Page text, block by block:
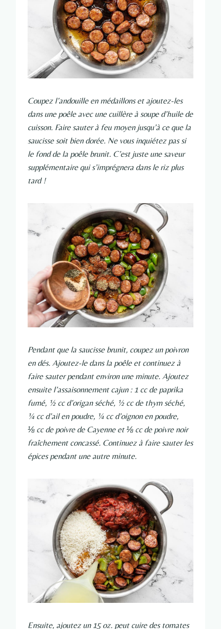
Coupez l’andouille en médaillons et ajoutez-les
dans une poêle avec une cuillère à soupe d’huile de
cuisson. Faire sauter à feu moyen jusqu’à ce que la
saucisse soit bien dorée. Ne vous inquiétez pas si
le fond de la poêle brunit. C’est juste une saveur
supplémentaire qui s’imprégnera dans le riz plus
tard !
Pendant que la saucisse brunit, coupez un poivron
en dés. Ajoutez-le dans la poêle et continuez à
faire sauter pendant environ une minute. Ajoutez
ensuite l’assaisonnement cajun : 1 cc de paprika
fumé, ½ cc d’origan séché, ½ cc de thym séché,
¼ cc d’ail en poudre, ¼ cc d’oignon en poudre,
⅛ cc de poivre de Cayenne et ⅛ cc de poivre noir
fraîchement concassé. Continuez à faire sauter les
épices pendant une autre minute.
Ensuite, ajoutez un 15 oz. peut cuire des tomates